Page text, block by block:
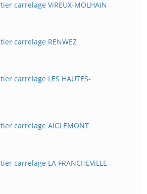
carrelage ViREUX-MOLHAiN
carrelage RENWEZ
carrelage LES HAUTES-
carrelage AiGLEMONT
carrelage LA FRANCHEViLLE